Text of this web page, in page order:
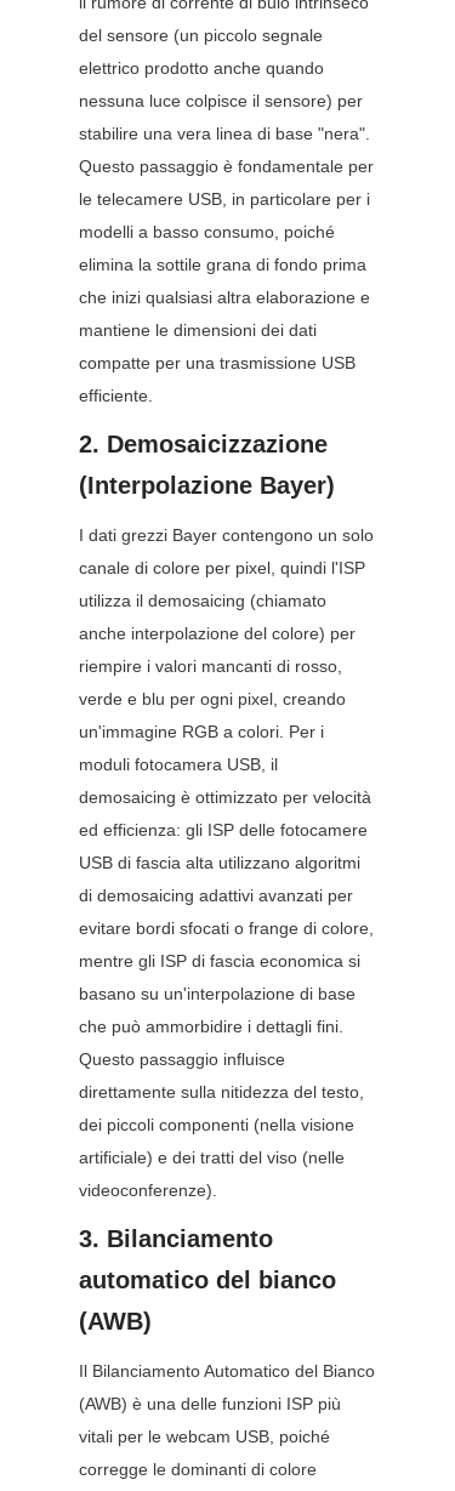
del sensore (un piccolo segnale
elettrico prodotto anche quando
nessuna luce colpisce il sensore) per
stabilire una vera linea di base "nera".
Questo passaggio è fondamentale per
le telecamere USB, in particolare per i
modelli a basso consumo, poiché
elimina la sottile grana di fondo prima
che inizi qualsiasi altra elaborazione e
mantiene le dimensioni dei dati
compatte per una trasmissione USB
efficiente.
2. Demosaicizzazione
(Interpolazione Bayer)
I dati grezzi Bayer contengono un solo
canale di colore per pixel, quindi l'ISP
utilizza il demosaicing (chiamato
anche interpolazione del colore) per
riempire i valori mancanti di rosso,
verde e blu per ogni pixel, creando
un'immagine RGB a colori. Per i
moduli fotocamera USB, il
demosaicing è ottimizzato per velocità
ed efficienza: gli ISP delle fotocamere
USB di fascia alta utilizzano algoritmi
di demosaicing adattivi avanzati per
evitare bordi sfocati o frange di colore,
mentre gli ISP di fascia economica si
basano su un'interpolazione di base
che può ammorbidire i dettagli fini.
Questo passaggio influisce
direttamente sulla nitidezza del testo,
dei piccoli componenti (nella visione
artificiale) e dei tratti del viso (nelle
videoconferenze).
3. Bilanciamento
automatico del bianco
(AWB)
Il Bilanciamento Automatico del Bianco
(AWB) è una delle funzioni ISP più
vitali per le webcam USB, poiché
corregge le dominanti di colore